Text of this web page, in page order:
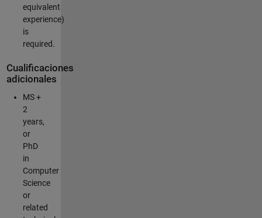
equivalent
experience)
is
required.
Cualificaciones
adicionales
MS +
2
years,
or
PhD
in
Computer
Science
or
related